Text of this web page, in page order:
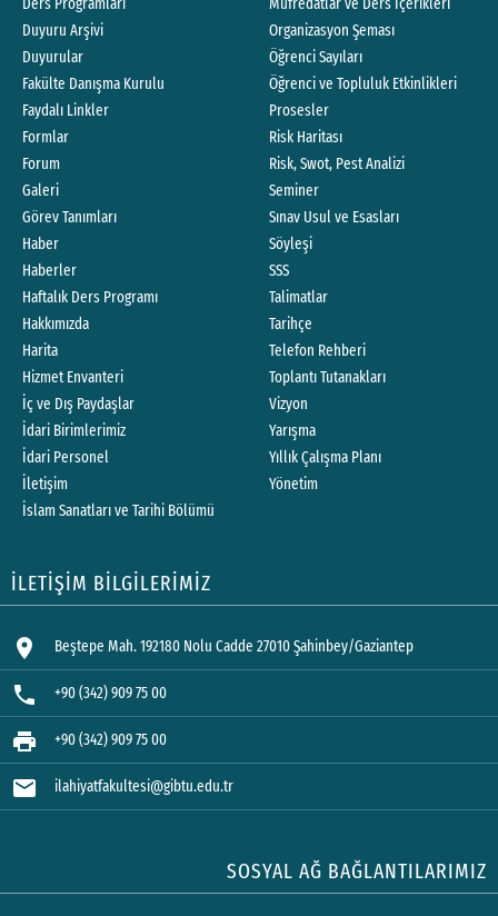
Ders Programları
Duyuru Arşivi
Duyurular
Fakülte Danışma Kurulu
Faydalı Linkler
Formlar
Forum
Galeri
Görev Tanımları
Haber
Haberler
Haftalık Ders Programı
Hakkımızda
Harita
Hizmet Envanteri
İç ve Dış Paydaşlar
İdari Birimlerimiz
İdari Personel
İletişim
İslam Sanatları ve Tarihi Bölümü
Müfredatlar ve Ders İçerikleri
Organizasyon Şeması
Öğrenci Sayıları
Öğrenci ve Topluluk Etkinlikleri
Prosesler
Risk Haritası
Risk, Swot, Pest Analizi
Seminer
Sınav Usul ve Esasları
Söyleşi
SSS
Talimatlar
Tarihçe
Telefon Rehberi
Toplantı Tutanakları
Vizyon
Yarışma
Yıllık Çalışma Planı
Yönetim
İLETİŞİM BİLGİLERİMİZ
location_on Beştepe Mah. 192180 Nolu Cadde 27010 Şahinbey/Gaziantep
phone +90 (342) 909 75 00
print +90 (342) 909 75 00
mail ilahiyatfakultesi@gibtu.edu.tr
SOSYAL AĞ BAĞLANTILARIMIZ